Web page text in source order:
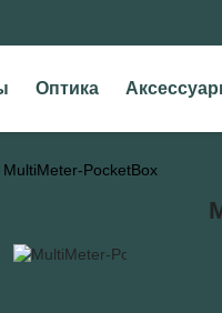
Оптика
MultiMeter-PocketBox